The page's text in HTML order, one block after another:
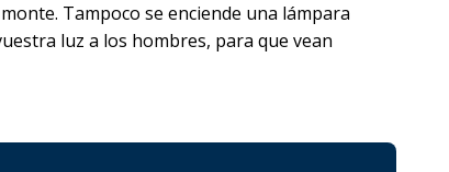
Tampoco se enciende una lámpara
luz a los hombres, para que vean